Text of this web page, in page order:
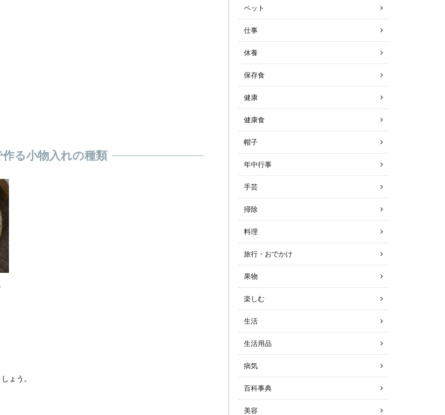
る小物入れの種類
ょう。
ペット
仕事
休養
保存食
健康
健康食
帽子
年中行事
手芸
掃除
料理
旅行・おでかけ
果物
楽しむ
生活
生活用品
病気
百科事典
美容